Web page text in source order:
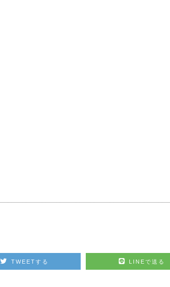
TWEETする LINEで送る